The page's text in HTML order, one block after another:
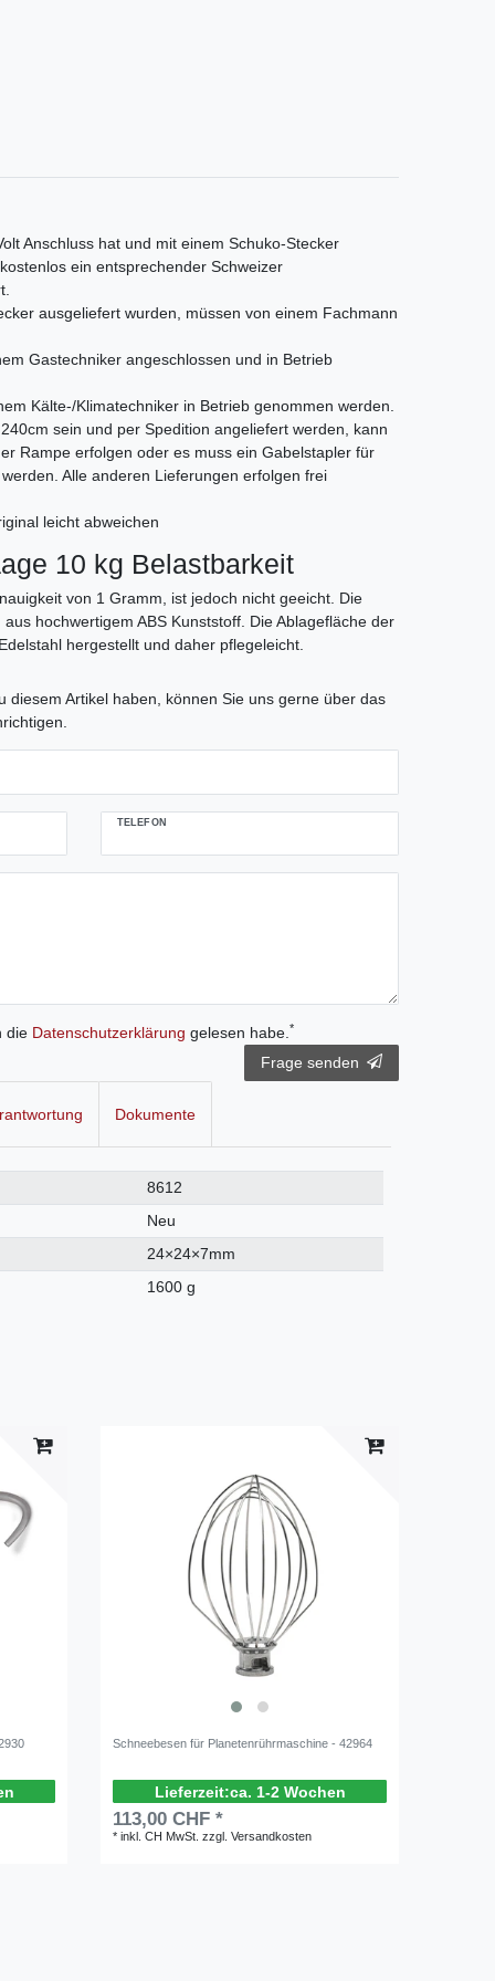
Anschluss hat und mit einem Schuko-Stecker
ein entsprechender Schweizer
ausgeliefert wurden, müssen von einem Fachmann
Gastechniker angeschlossen und in Betrieb
Kälte-/Klimatechniker in Betrieb genommen werden.
sein und per Spedition angeliefert werden, kann
Rampe erfolgen oder es muss ein Gabelstapler für
Alle anderen Lieferungen erfolgen frei
leicht abweichen
10 kg Belastbarkeit
von 1 Gramm, ist jedoch nicht geeicht. Die
hochwertigem ABS Kunststoff. Die Ablagefläche der
hergestellt und daher pflegeleicht.
diesem Artikel haben, können Sie uns gerne über das
TELEFON
die Daten­schutz­erklärung gelesen habe.*
Frage senden
Dokumente
8612
Neu
24×24×7mm
1600 g
Schneebesen für Planetenrührmaschine - 42964
ca. 1-2 Wochen
113,00 CHF *
*inkl. CH MwSt. zzgl.Versandkosten